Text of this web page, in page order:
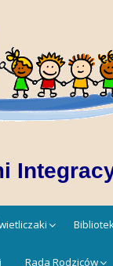
Rada Rodziców